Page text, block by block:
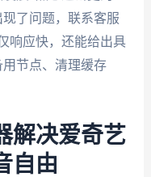
现了问题，联系客服
响应快，还能给出具
节点、清理缓存
解决爱奇艺
自由